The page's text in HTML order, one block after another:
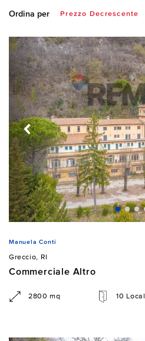
Ordina per
Manuela Conti
Greccio, RI
Commerciale Altro
2800 mq 10